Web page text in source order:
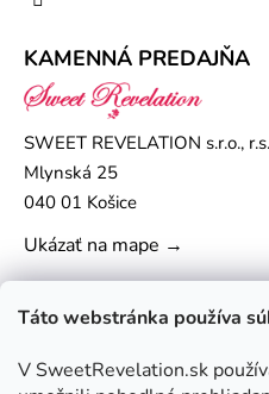
Táto webstránka používa
V SweetRevelation.sk
KAMENNÁ PREDAJŇA
SWEET REVELATION s.r.o.,
Mlynská 25
040 01 Košice
Ukázať na mape →